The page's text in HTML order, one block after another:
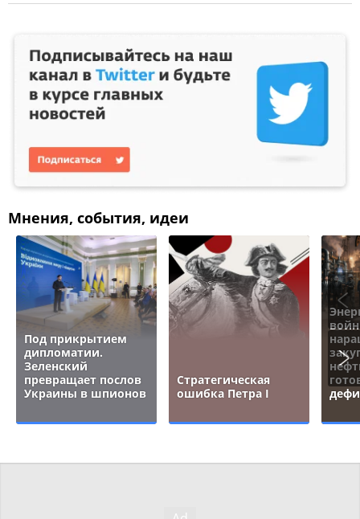
Мнения, события, идеи
Под прикрытием
дипломатии.
Зеленский
превращает послов
Украины в шпионов
Стратегическая
ошибка Петра I